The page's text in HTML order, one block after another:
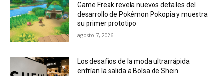
Game Freak revela nuevos detalles del
desarrollo de Pokémon Pokopia y muestra
su primer prototipo
agosto 7, 2026
Los desafíos de la moda ultrarrápida
enfrían la salida a Bolsa de Shein